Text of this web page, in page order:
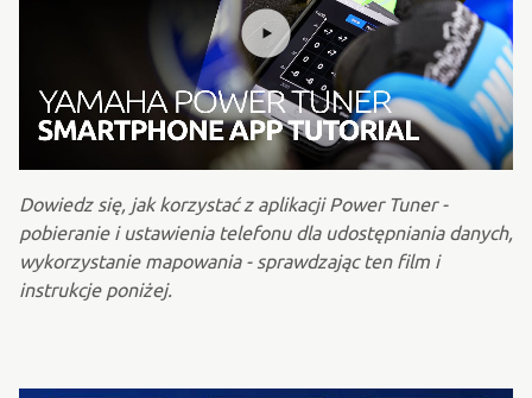
Dowiedz się, jak korzystać z aplikacji Power Tuner -
pobieranie i ustawienia telefonu dla udostępniania danych,
wykorzystanie mapowania - sprawdzając ten film i
instrukcje poniżej.